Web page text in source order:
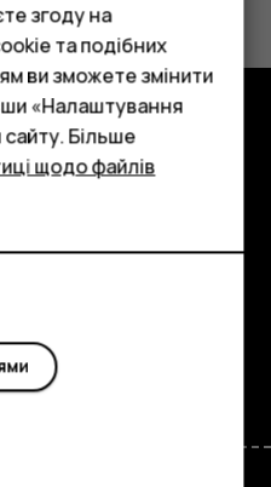
Linkedin
згоду на
та подібних
ви зможете змінити
«Налаштування
Більше
щодо файлів